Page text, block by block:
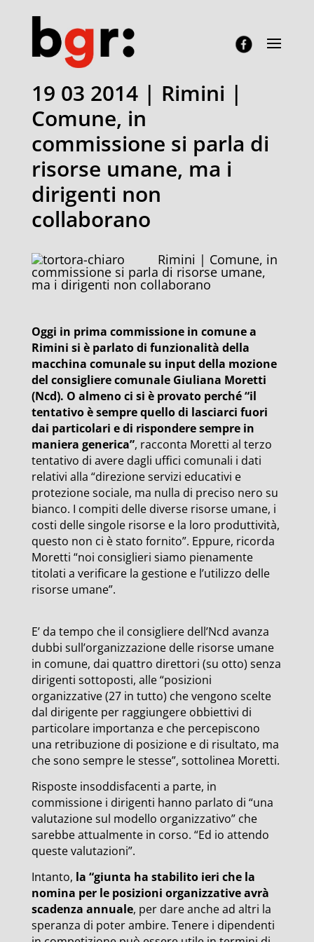
19 03 2014 | Rimini |
Comune, in
commissione si parla di
risorse umane, ma i
dirigenti non
collaborano
Rimini | Comune, in
commissione si parla di risorse umane,
ma i dirigenti non collaborano
Oggi in prima commissione in comune a
Rimini si è parlato di funzionalità della
macchina comunale su input della mozione
del consigliere comunale Giuliana Moretti
(Ncd). O almeno ci si è provato perché “il
tentativo è sempre quello di lasciarci fuori
dai particolari e di rispondere sempre in
maniera generica”, racconta Moretti al terzo
tentativo di avere dagli uffici comunali i dati
relativi alla “direzione servizi educativi e
protezione sociale, ma nulla di preciso nero su
bianco. I compiti delle diverse risorse umane, i
costi delle singole risorse e la loro produttività,
questo non ci è stato fornito”. Eppure, ricorda
Moretti “noi consiglieri siamo pienamente
titolati a verificare la gestione e l’utilizzo delle
risorse umane”.
E’ da tempo che il consigliere dell’Ncd avanza
dubbi sull’organizzazione delle risorse umane
in comune, dai quattro direttori (su otto) senza
dirigenti sottoposti, alle “posizioni
organizzative (27 in tutto) che vengono scelte
dal dirigente per raggiungere obbiettivi di
particolare importanza e che percepiscono
una retribuzione di posizione e di risultato, ma
che sono sempre le stesse”, sottolinea Moretti.
Risposte insoddisfacenti a parte, in
commissione i dirigenti hanno parlato di “una
valutazione sul modello organizzativo” che
sarebbe attualmente in corso. “Ed io attendo
queste valutazioni”.
Intanto, la “giunta ha stabilito ieri che la
nomina per le posizioni organizzative avrà
scadenza annuale, per dare anche ad altri la
speranza di poter ambire. Tenere i dipendenti